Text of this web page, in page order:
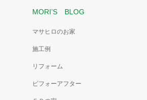
MORI’S BLOG
マサヒロのお家
施工例
リフォーム
ビフォーアフター